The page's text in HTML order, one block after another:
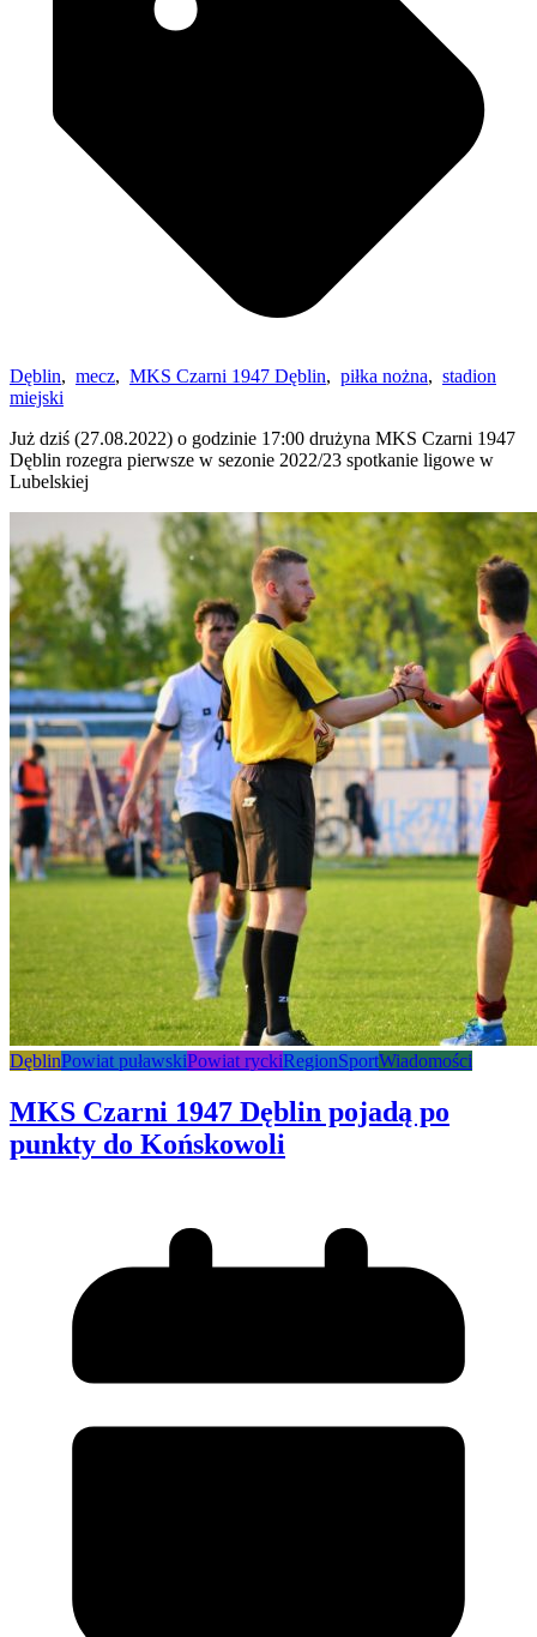
Dęblin, mecz, MKS Czarni 1947 Dęblin, piłka nożna, stadion
miejski
Już dziś (27.08.2022) o godzinie 17:00 drużyna MKS Czarni 1947
Dęblin rozegra pierwsze w sezonie 2022/23 spotkanie ligowe w
Lubelskiej
DęblinPowiat puławskiPowiat ryckiRegionSportWiadomości
MKS Czarni 1947 Dęblin pojadą po
punkty do Końskowoli